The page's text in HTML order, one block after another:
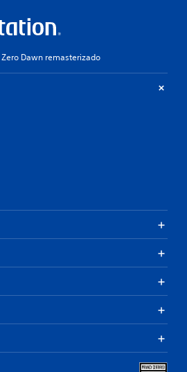
Zero Dawn remasterizado